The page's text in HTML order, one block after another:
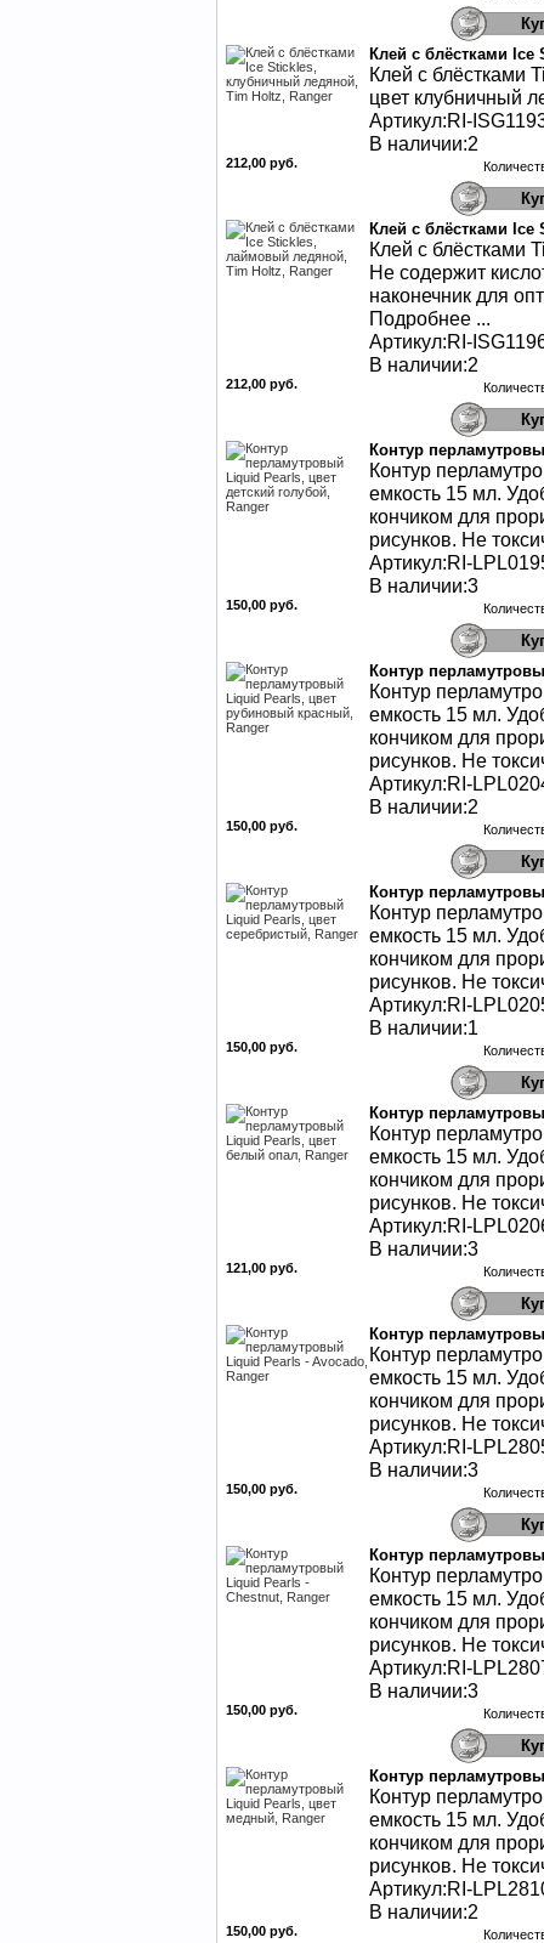
Клей с блёстками
Клей с блёстками
цвет клубничный
Артикул:RI-
В наличии:2
212,00 руб.
Клей с блёстками
Клей с блёстками
Не содержит
наконечник для
Подробнее ...
Артикул:RI-
В наличии:2
212,00 руб.
Контур
Контур
емкость 15 мл.
кончиком для
рисунков. Не
Артикул:RI-
В наличии:3
150,00 руб.
Контур
Контур
емкость 15 мл.
кончиком для
рисунков. Не
Артикул:RI-
В наличии:2
150,00 руб.
Контур
Контур
емкость 15 мл.
кончиком для
рисунков. Не
Артикул:RI-
В наличии:1
150,00 руб.
Контур
Контур
емкость 15 мл.
кончиком для
рисунков. Не
Артикул:RI-
В наличии:3
121,00 руб.
Контур
Контур
емкость 15 мл.
кончиком для
рисунков. Не
Артикул:RI-
В наличии:3
150,00 руб.
Контур
Контур
емкость 15 мл.
кончиком для
рисунков. Не
Артикул:RI-
В наличии:3
150,00 руб.
Контур
Контур
емкость 15 мл.
кончиком для
рисунков. Не
Артикул:RI-
В наличии:2
150,00 руб.